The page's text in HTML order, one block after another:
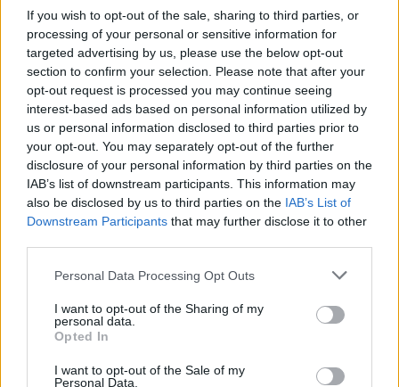
If you wish to opt-out of the sale, sharing to third parties, or
processing of your personal or sensitive information for
targeted advertising by us, please use the below opt-out
section to confirm your selection. Please note that after your
opt-out request is processed you may continue seeing
interest-based ads based on personal information utilized by
us or personal information disclosed to third parties prior to
your opt-out. You may separately opt-out of the further
disclosure of your personal information by third parties on the
IAB’s list of downstream participants. This information may
also be disclosed by us to third parties on the IAB’s List of
Downstream Participants that may further disclose it to other
Personal Data Processing Opt Outs
I want to opt-out of the Sharing of my
personal data.
Opted In
I want to opt-out of the Sale of my
Personal Data.
Facebook reconhece que não tomou
medidas adequadas para prevenir a
disseminação de conteúdo violento em
Myanmar.
setembro 15, 2025
MELHORES DO DIA
Os viajantes serão interrogados pelos
julho 5, 2025
Relatório: Google compensou
comportamento inadequado de